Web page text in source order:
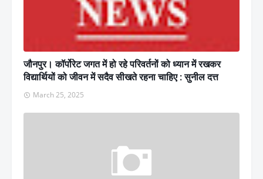
जौनपुर। कॉर्पोरेट जगत में हो रहे परिवर्तनों को ध्यान में रखकर
विद्यार्थियों को जीवन में सदैव सीखते रहना चाहिए : सुनील दत्त
March 25, 2025